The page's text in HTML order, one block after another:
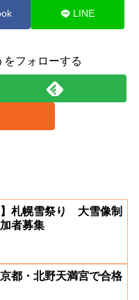
LINE
フォローする
】札幌雪祭り 大雪像制
者募集
京都・北野天満宮で合格